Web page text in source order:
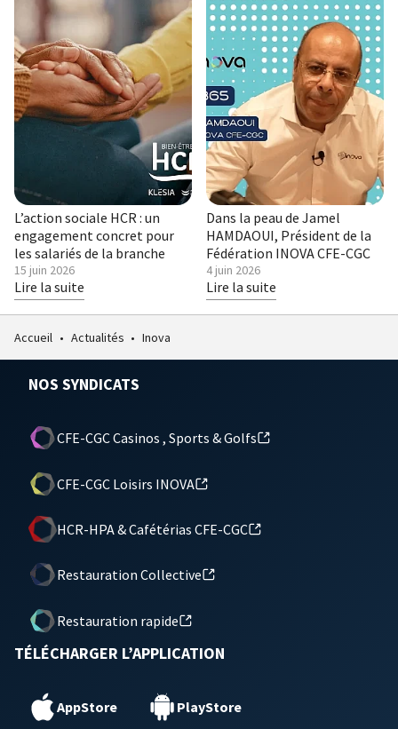
L’action sociale HCR : un
engagement concret pour
les salariés de la branche
Publié
le
15 juin 2026
Lire la suite
Dans la peau de Jamel
HAMDAOUI, Président de la
Fédération INOVA CFE-CGC
Publié
le
4 juin 2026
Lire la suite
Accueil • Actualités • Inova
NOS SYNDICATS
CFE-CGC Casinos , Sports & Golfs
CFE-CGC Loisirs INOVA
HCR-HPA & Cafétérias CFE-CGC
Restauration Collective
Restauration rapide
TÉLÉCHARGER L’APPLICATION
AppStore PlayStore